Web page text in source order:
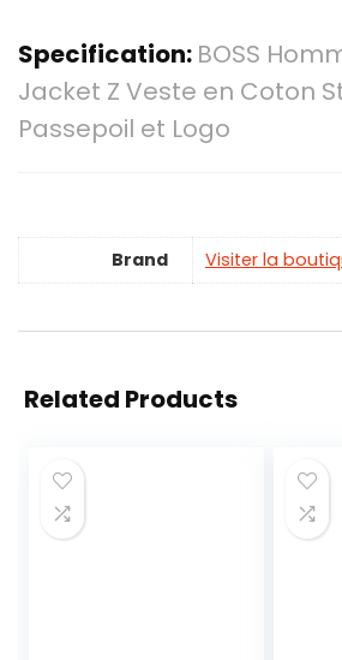
Specification: BOSS
Jacket Z Veste en Coton
Passepoil et Logo
Brand Visiter la
Related Products